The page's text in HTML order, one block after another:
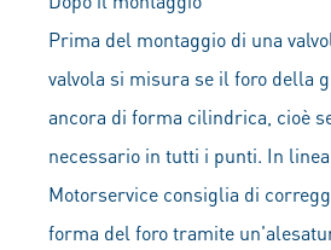
Prima del montaggio di una
valvola si misura se il foro della
ancora di forma cilindrica, cioè
necessario in tutti i punti. In
Motorservice consiglia di
forma del foro tramite